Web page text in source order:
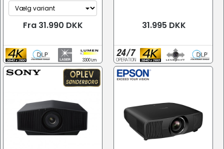
Fra 31.990 DKK
3300 Lm
31.995 DKK